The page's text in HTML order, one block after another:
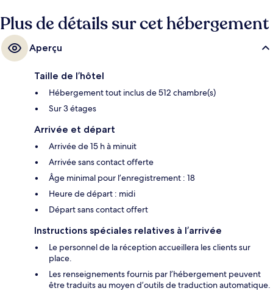
Plus de détails sur cet hébergement
Aperçu
Taille de l’hôtel
Hébergement tout inclus de 512 chambre(s)
Sur 3 étages
Arrivée et départ
Arrivée de 15 h à minuit
Arrivée sans contact offerte
Âge minimal pour l’enregistrement : 18
Heure de départ : midi
Départ sans contact offert
Instructions spéciales relatives à l’arrivée
Le personnel de la réception accueillera les clients sur
place.
Les renseignements fournis par l’hébergement peuvent
être traduits au moyen d’outils de traduction automatique.